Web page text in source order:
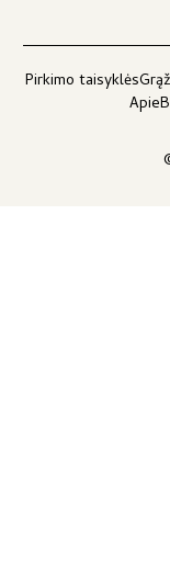
Pirkimo taisyklės
Apie